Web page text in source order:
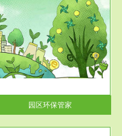
园区环保管家